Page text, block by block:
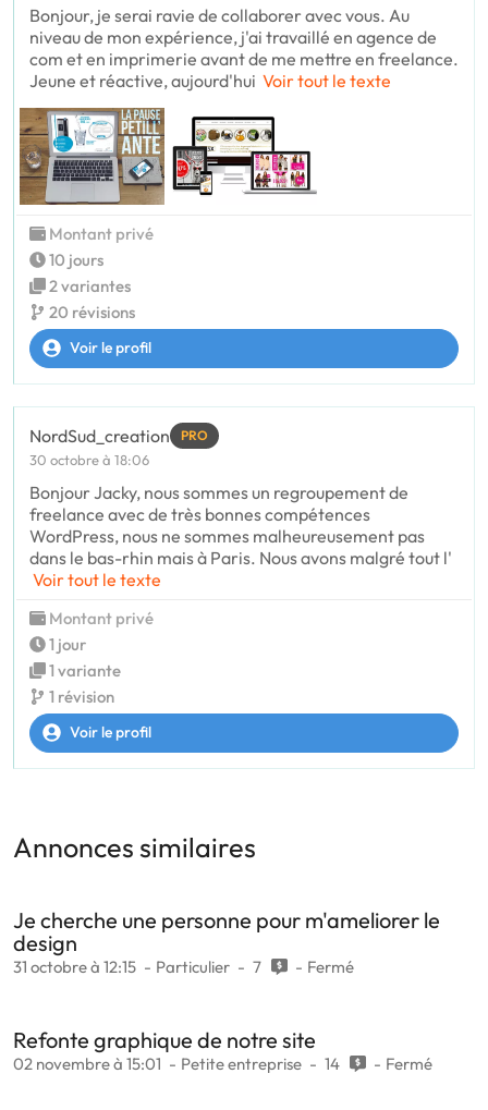
Bonjour, je serai ravie de collaborer avec vous. Au
niveau de mon expérience, j'ai travaillé en agence de
com et en imprimerie avant de me mettre en freelance.
Jeune et réactive, aujourd'hui Voir tout le texte
Montant privé
10 jours
2 variantes
20 révisions
Voir le profil
NordSud_creation PRO
30 octobre à 18:06
Bonjour Jacky, nous sommes un regroupement de
freelance avec de très bonnes compétences
WordPress, nous ne sommes malheureusement pas
dans le bas-rhin mais à Paris. Nous avons malgré tout l'
Voir tout le texte
Montant privé
1 jour
1 variante
1 révision
Voir le profil
Annonces similaires
Je cherche une personne pour m'ameliorer le
design
31 octobre à 12:15 Particulier 7 Fermé
Refonte graphique de notre site
02 novembre à 15:01 Petite entreprise 14 Fermé